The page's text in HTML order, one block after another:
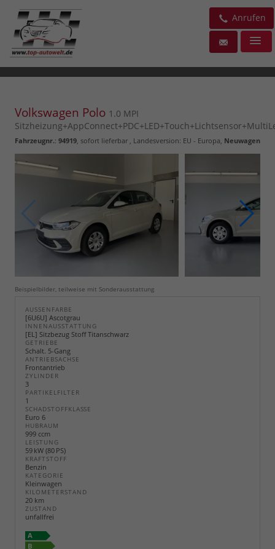
Anrufen
Volkswagen Polo 1.0 MPI
Fahrzeugnr.: 94919 sofort lieferbar , Landesversion: EU - Europa, Neuwagen
Beispielbilder, teilweise mit Sonderausstattung
AUSSENFARBE
[6U6U] Ascotgrau
INNENAUSSTATTUNG
[EL] Sitzbezug Stoff Titanschwarz
GETRIEBE
Schalt. 5-Gang
ANTRIEBSACHSE
Frontantrieb
ZYLINDER
3
PARTIKELFILTER
1
SCHADSTOFFKLASSE
Euro 6
HUBRAUM
999 ccm
LEISTUNG
59 kW (80 PS)
KRAFTSTOFF
Benzin
KATEGORIE
Kleinwagen
KILOMETERSTAND
20 km
ZUSTAND
unfallfrei